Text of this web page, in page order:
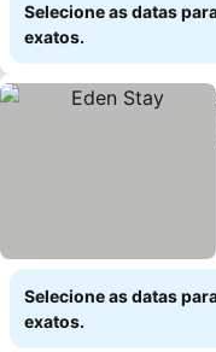
Selecione as datas
exatos.
Selecione as datas
exatos.